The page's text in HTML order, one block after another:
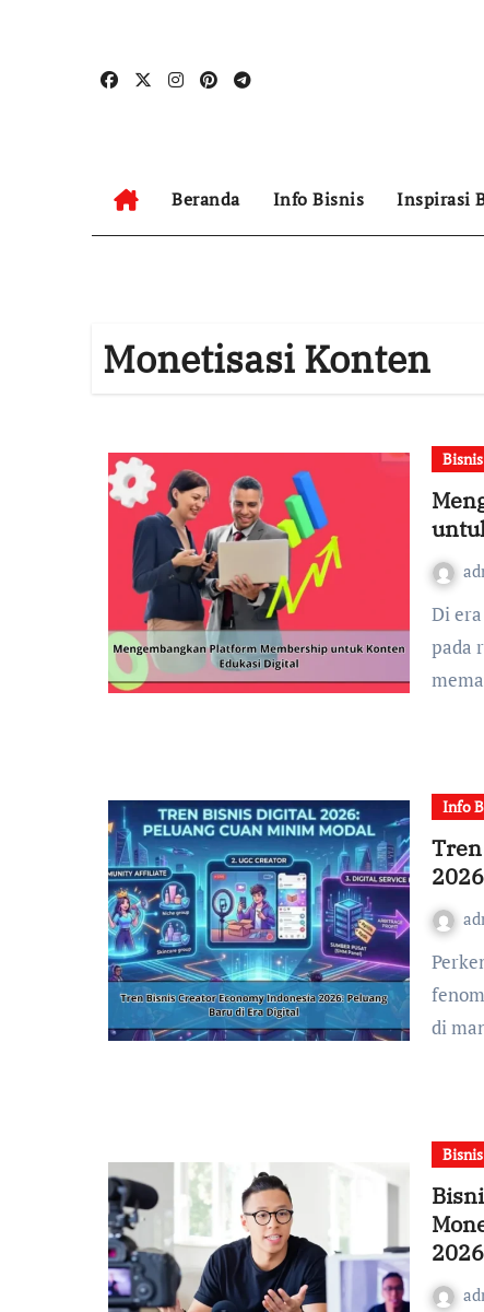
Beranda Info Bisnis Inspirasi
Monetisasi Konten
Di era digital saat ini, konten edukasi tidak lagi terbatas
pada
Info
Perkembangan teknologi digital telah melahirkan
di
2026